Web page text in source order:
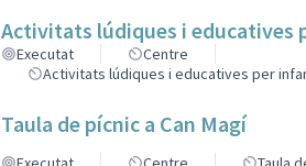
Activitats lúdiques i educatives
Executat
Centre
Activitats lúdiques i educatives per
Taula de pícnic a Can Magí